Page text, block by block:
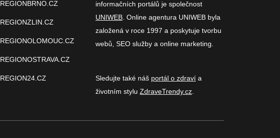
REGIONBRNO.CZ
REGIONZLIN.CZ
REGIONOLOMOUC.CZ
REGIONOSTRAVA.CZ
REGION24.CZ
informačních portálů je společnost
UNIWEB . Online agentura UNIWEB byla
založená v roce 1997 a poskytuje tvorbu
webů, SEO služby a online marketing.
Sledujte také náš portál o zdraví a
životním stylu ZdraveTrendy.cz